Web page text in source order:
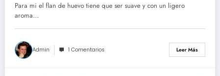
Para mi el flan de huevo tiene que ser suave y con un ligero
aroma…
Admin 1 Comentarios Leer Más